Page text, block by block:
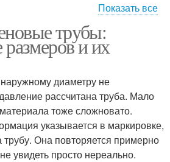
Соединения для
полипропиленовых
труб
Показать все
трубы:
размеров и их
диаметру не
рассчитана труба. Мало
тоже сложновато.
указывается в маркировке,
трубу. Она повторяется примерно
увидеть просто нереально.